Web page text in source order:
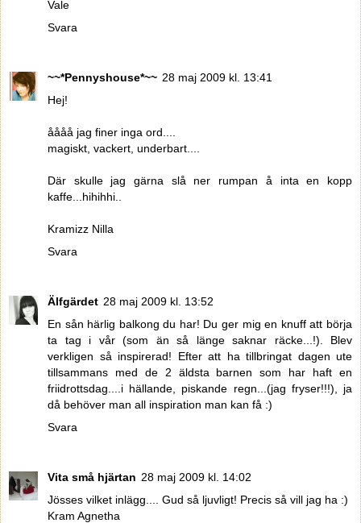
Vale
Svara
~~*Pennyshouse*~~ 28 maj 2009 kl. 13:41
Hej!
åååå jag finer inga ord....
magiskt, vackert, underbart....
Där skulle jag gärna slå ner rumpan å inta en kopp
kaffe...hihihhi..
Kramizz Nilla
Svara
Älfgärdet 28 maj 2009 kl. 13:52
En sån härlig balkong du har! Du ger mig en knuff att börja
ta tag i vår (som än så länge saknar räcke...!). Blev
verkligen så inspirerad! Efter att ha tillbringat dagen ute
tillsammans med de 2 äldsta barnen som har haft en
friidrottsdag....i hällande, piskande regn...(jag fryser!!!), ja
då behöver man all inspiration man kan få :)
Svara
Vita små hjärtan 28 maj 2009 kl. 14:02
Jösses vilket inlägg.... Gud så ljuvligt! Precis så vill jag ha :)
Kram Agnetha